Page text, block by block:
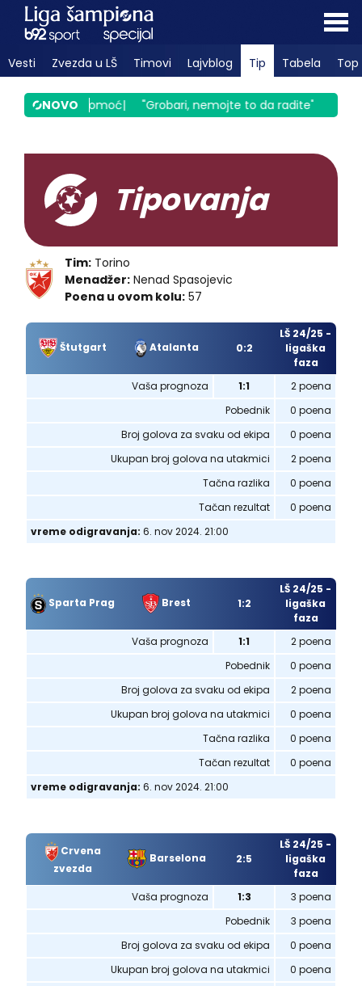
Vesti Zvezda u LŠ Timovi Lajvblog Tip Tabela Top
NOVO
zove u pomoć| "Grobari, nemojte to da radite"| Ne blista
Tipovanja
Tim: Torino
Menadžer: Nenad Spasojevic
Poena u ovom kolu: 57
Štutgart Atalanta 0:2
LŠ 24/25 -
ligaška
faza
Vaša prognoza
1:1
2 poena
Pobednik
0 poena
Broj golova za svaku od ekipa
0 poena
Ukupan broj golova na utakmici
2 poena
Tačna razlika
0 poena
Tačan rezultat
0 poena
vreme odigravanja: 6. nov 2024. 21:00
Sparta Prag Brest 1:2
LŠ 24/25 -
ligaška
faza
Vaša prognoza
1:1
2 poena
Pobednik
0 poena
Broj golova za svaku od ekipa
2 poena
Ukupan broj golova na utakmici
0 poena
Tačna razlika
0 poena
Tačan rezultat
0 poena
vreme odigravanja: 6. nov 2024. 21:00
Crvena
zvezda
Barselona 2:5
LŠ 24/25 -
ligaška
faza
Vaša prognoza
1:3
3 poena
Pobednik
3 poena
Broj golova za svaku od ekipa
0 poena
Ukupan broj golova na utakmici
0 poena